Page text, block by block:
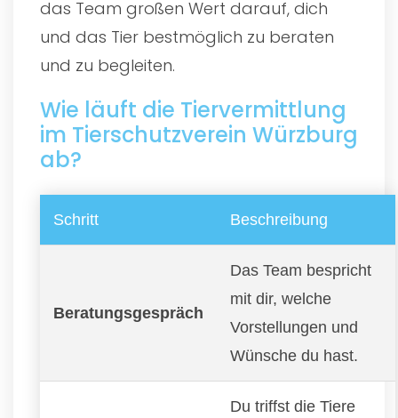
das Team großen Wert darauf, dich
und das Tier bestmöglich zu beraten
und zu begleiten.
Wie läuft die Tiervermittlung
im Tierschutzverein Würzburg
ab?
Schritt Beschreibung
Beratungsgespräch
Das Team bespricht
mit dir, welche
Vorstellungen und
Wünsche du hast.
Du triffst die Tiere